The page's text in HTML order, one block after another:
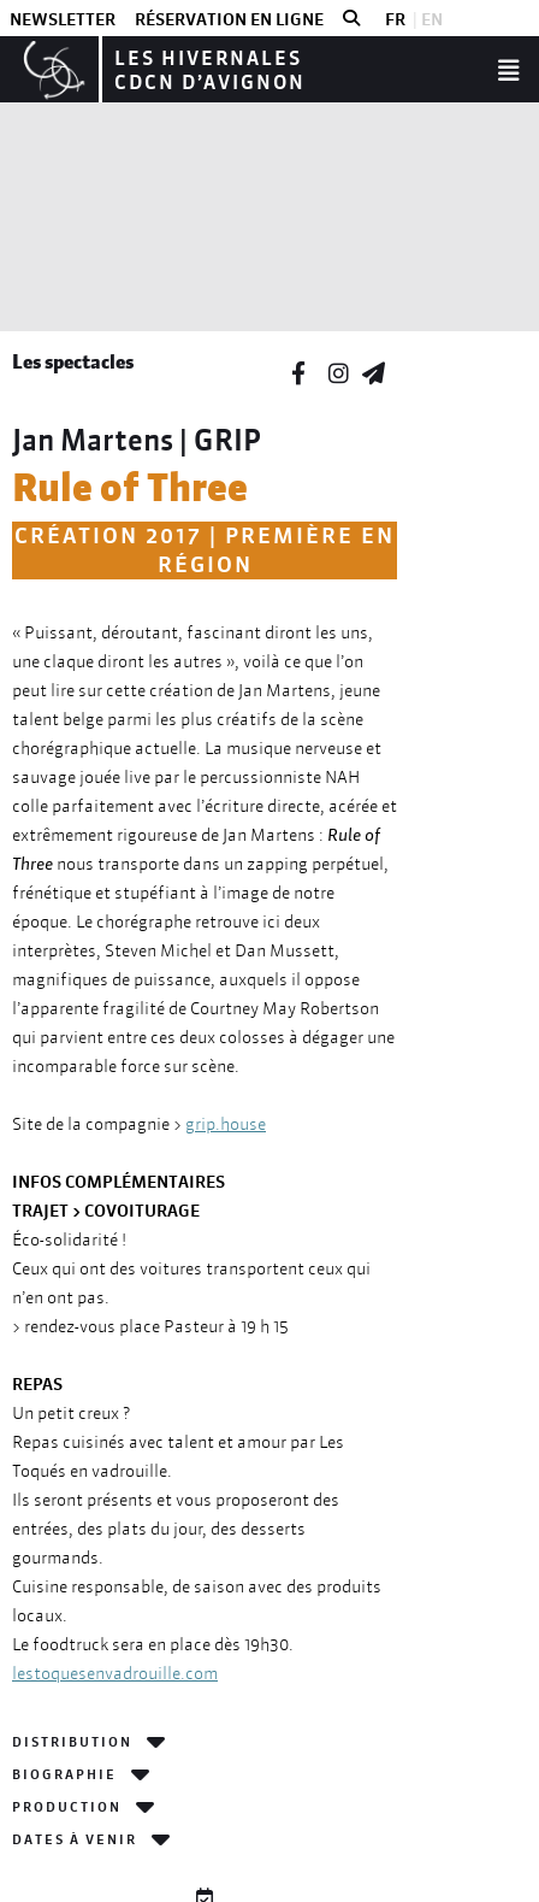
NEWSLETTER RÉSERVATION EN LIGNE FR EN
LES HIVERNALES
CDCN D’AVIGNON
Les spectacles
Jan Martens | GRIP
Rule of Three
CRÉATION 2017 | PREMIÈRE EN
RÉGION
« Puissant, déroutant, fascinant diront les uns,
une claque diront les autres », voilà ce que l’on
peut lire sur cette création de Jan Martens, jeune
talent belge parmi les plus créatifs de la scène
chorégraphique actuelle. La musique nerveuse et
sauvage jouée live par le percussionniste NAH
colle parfaitement avec l’écriture directe, acérée et
extrêmement rigoureuse de Jan Martens : Rule of
Three nous transporte dans un zapping perpétuel,
frénétique et stupéfiant à l’image de notre
époque. Le chorégraphe retrouve ici deux
interprètes, Steven Michel et Dan Mussett,
magnifiques de puissance, auxquels il oppose
l’apparente fragilité de Courtney May Robertson
qui parvient entre ces deux colosses à dégager une
incomparable force sur scène.
Site de la compagnie > grip.house
INFOS COMPLÉMENTAIRES
TRAJET > COVOITURAGE
Éco-solidarité !
Ceux qui ont des voitures transportent ceux qui
n’en ont pas.
> rendez-vous place Pasteur à 19 h 15
REPAS
Un petit creux ?
Repas cuisinés avec talent et amour par Les
Toqués en vadrouille.
Ils seront présents et vous proposeront des
entrées, des plats du jour, des desserts
gourmands.
Cuisine responsable, de saison avec des produits
locaux.
Le foodtruck sera en place dès 19h30.
lestoquesenvadrouille.com
DISTRIBUTION
BIOGRAPHIE
PRODUCTION
DATES À VENIR